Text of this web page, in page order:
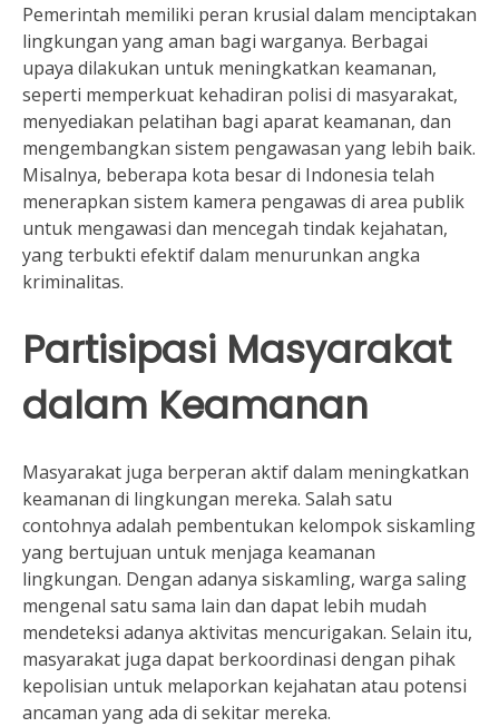
Pemerintah memiliki peran krusial dalam menciptakan
lingkungan yang aman bagi warganya. Berbagai
upaya dilakukan untuk meningkatkan keamanan,
seperti memperkuat kehadiran polisi di masyarakat,
menyediakan pelatihan bagi aparat keamanan, dan
mengembangkan sistem pengawasan yang lebih baik.
Misalnya, beberapa kota besar di Indonesia telah
menerapkan sistem kamera pengawas di area publik
untuk mengawasi dan mencegah tindak kejahatan,
yang terbukti efektif dalam menurunkan angka
kriminalitas.
Partisipasi Masyarakat
dalam Keamanan
Masyarakat juga berperan aktif dalam meningkatkan
keamanan di lingkungan mereka. Salah satu
contohnya adalah pembentukan kelompok siskamling
yang bertujuan untuk menjaga keamanan
lingkungan. Dengan adanya siskamling, warga saling
mengenal satu sama lain dan dapat lebih mudah
mendeteksi adanya aktivitas mencurigakan. Selain itu,
masyarakat juga dapat berkoordinasi dengan pihak
kepolisian untuk melaporkan kejahatan atau potensi
ancaman yang ada di sekitar mereka.